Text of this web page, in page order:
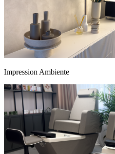
Impression Ambiente